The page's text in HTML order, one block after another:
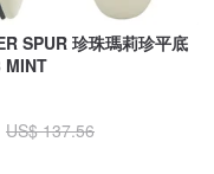
SPUR 珍珠瑪莉珍平底
MINT
US$ 137.56